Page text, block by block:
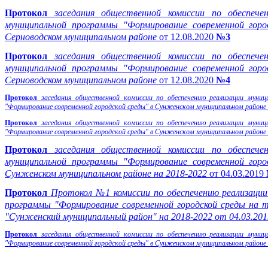
Протоколзаседания общественной комиссии по
муниципальной программы "Формирование современной
Серноводском муниципальном районе от 12.08.2020 №3
Протоколзаседания общественной комиссии по
муниципальной программы "Формирование современной
Серноводском муниципальном районе от 12.08.2020 №4
Протокол заседания общественной комиссии по обеспечению реализации
"Формирование современной городской среды" в Сунженском муниципальном районе
Протокол заседания общественной комиссии по обеспечению реализации
"Формирование современной городской среды" в Сунженском муниципальном районе
Протоколзаседания общественной комиссии по
муниципальной программы "Формирование современной
Сунженском муниципальном районе на 2018-2022 от 04.03.2019
Протокол Протокол №1 комиссии по обеспечению
программы "Формирование современной городской среды
"Сунженский муниципальный район" на 2018-2022 от
Протокол заседания общественной комиссии по обеспечению реализации
"Формирование современной городской среды" в Сунженском муниципальном районе